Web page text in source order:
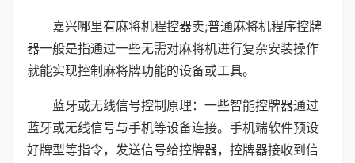
嘉兴哪里有麻将机程控器卖;普通麻将机程序控牌
器一般是指通过一些无需对麻将机进行复杂安装操作
就能实现控制麻将牌功能的设备或工具。
蓝牙或无线信号控制原理：一些智能控牌器通过
蓝牙或无线信号与手机等设备连接。手机端软件预设
好牌型等指令，发送信号给控牌器，控牌器接收到信